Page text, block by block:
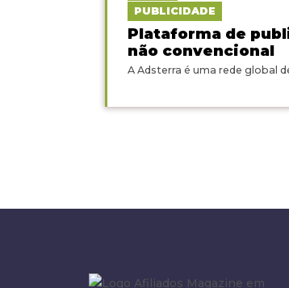
PUBLICIDADE
Plataforma de
não convencional
A Adsterra é uma rede global